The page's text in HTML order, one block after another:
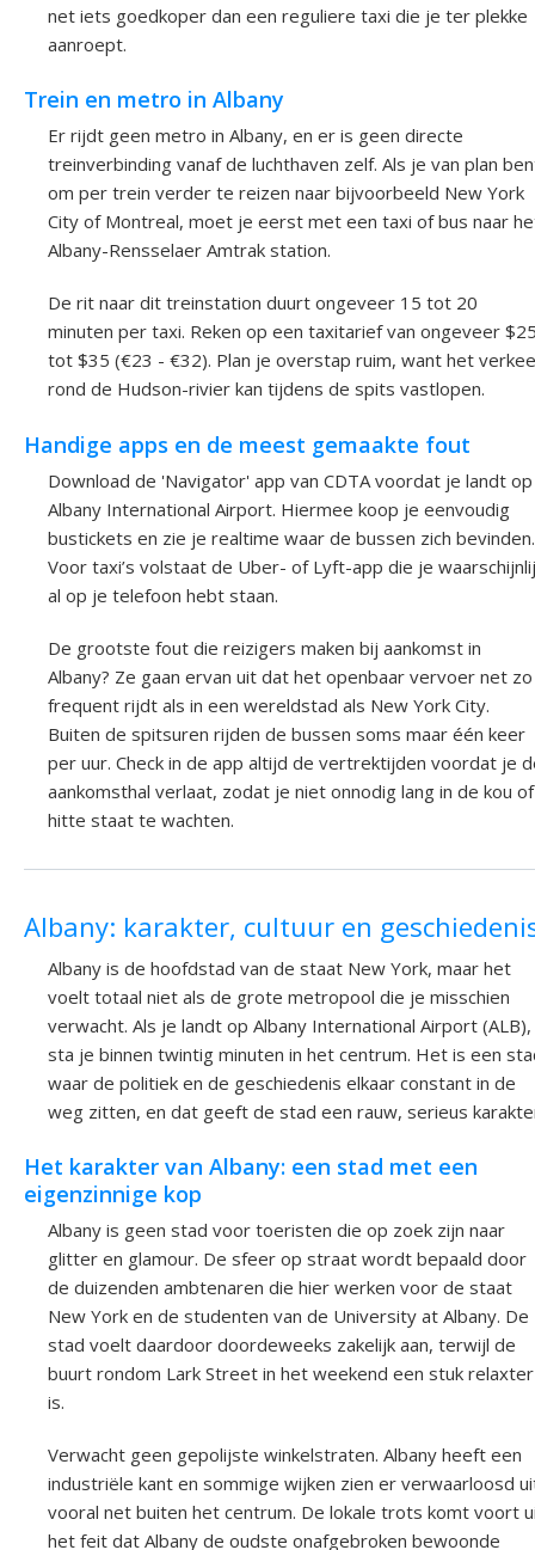
net iets goedkoper dan een reguliere taxi die je ter plekke
aanroept.
Trein en metro in Albany
Er rijdt geen metro in Albany, en er is geen directe
treinverbinding vanaf de luchthaven zelf. Als je van plan
om per trein verder te reizen naar bijvoorbeeld New York
City of Montreal, moet je eerst met een taxi of bus naar
Albany-Rensselaer Amtrak station.
De rit naar dit treinstation duurt ongeveer 15 tot 20
minuten per taxi. Reken op een taxitarief van ongeveer
tot $35 (€23 - €32). Plan je overstap ruim, want het
rond de Hudson-rivier kan tijdens de spits vastlopen.
Handige apps en de meest gemaakte fout
Download de 'Navigator' app van CDTA voordat je landt op
Albany International Airport. Hiermee koop je eenvoudig
bustickets en zie je realtime waar de bussen zich bevinden.
Voor taxi’s volstaat de Uber- of Lyft-app die je
al op je telefoon hebt staan.
De grootste fout die reizigers maken bij aankomst in
Albany? Ze gaan ervan uit dat het openbaar vervoer net zo
frequent rijdt als in een wereldstad als New York City.
Buiten de spitsuren rijden de bussen soms maar één keer
per uur. Check in de app altijd de vertrektijden voordat je
aankomsthal verlaat, zodat je niet onnodig lang in de kou of
hitte staat te wachten.
Albany: karakter, cultuur en
Albany is de hoofdstad van de staat New York, maar het
voelt totaal niet als de grote metropool die je misschien
verwacht. Als je landt op Albany International Airport (ALB),
sta je binnen twintig minuten in het centrum. Het is een
waar de politiek en de geschiedenis elkaar constant in de
weg zitten, en dat geeft de stad een rauw, serieus
Het karakter van Albany: een stad met een
eigenzinnige kop
Albany is geen stad voor toeristen die op zoek zijn naar
glitter en glamour. De sfeer op straat wordt bepaald door
de duizenden ambtenaren die hier werken voor de staat
New York en de studenten van de University at Albany. De
stad voelt daardoor doordeweeks zakelijk aan, terwijl de
buurt rondom Lark Street in het weekend een stuk relaxter
is.
Verwacht geen gepolijste winkelstraten. Albany heeft een
industriële kant en sommige wijken zien er verwaarloosd
vooral net buiten het centrum. De lokale trots komt voort
het feit dat Albany de oudste onafgebroken bewoonde